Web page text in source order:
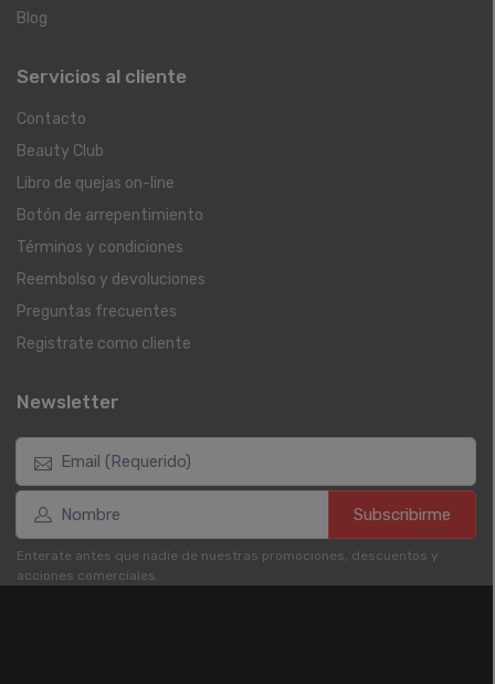
Blog
Servicios al cliente
Contacto
Beauty Club
Libro de quejas on-line
Botón de arrepentimiento
Términos y condiciones
Reembolso y devoluciones
Preguntas frecuentes
Registrate como cliente
Newsletter
Subscribirme
Enterate antes que nadie de nuestras promociones, descuentos y
acciones comerciales.